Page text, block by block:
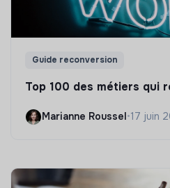
Guide reconversion
Top 100 des métiers qui
Marianne Roussel•17 juin